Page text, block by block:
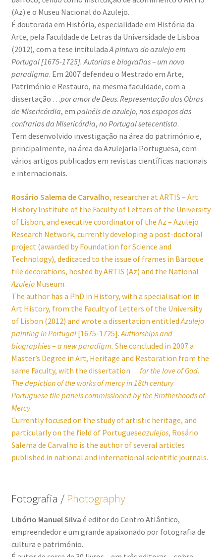
(Az) e o Museu Nacional do Azulejo.
É doutorada em História, especialidade em História da
Arte, pela Faculdade de Letras da Universidade de Lisboa
(2012), com a tese intituladaA pintura do azulejo em
Portugal [1675-1725]. Autorias e biografias – um novo
paradigma. Em 2007 defendeu o Mestrado em Arte,
Património e Restauro, na mesma faculdade, com a
dissertação …por amor de Deus. Representação das Obras
de Misericórdia, em painéis de azulejo, nos espaços das
confrarias da Misericórdia, no Portugal setecentista.
Tem desenvolvido investigação na área do património e,
principalmente, na área da Azulejaria Portuguesa, com
vários artigos publicados em revistas científicas nacionais
e internacionais.
Rosário Salema de Carvalho, researcher at ARTIS – Art
History Institute of the Faculty of Letters of the University
of Lisbon, and executive coordinator of the Az – Azulejo
Research Network, currently developing a post-doctoral
project (awarded by Foundation for Science and
Technology), dedicated to the issue of frames in Baroque
tile decorations, hosted by ARTIS (Az) and the National
AzulejoMuseum.
The author has a PhD in History, with a specialisation in
Art History, from the Faculty of Letters of the University
of Lisbon (2012) and wrote a dissertation entitledAzulejo
painting in Portugal[1675-1725].Authorships and
biographies– a new paradigm. She concluded in 2007 a
Master’s Degree in Art, Heritage and Restoration from the
same Faculty, with the dissertation …for the love of God.
The depiction of the works of mercy in 18th century
Portuguese tile panelscommissioned by the Brotherhoods of
Mercy.
Currently focused on the study of artistic heritage, and
particularly on the field of Portugueseazulejos, Rosário
Salema de Carvalho is the author of several articles
published in national and international scientific journals.
Fotografia /Photography
Libório Manuel Silva é editor do Centro Atlântico,
empreendedor e um grande apaixonado por fotografia de
cultura e património.